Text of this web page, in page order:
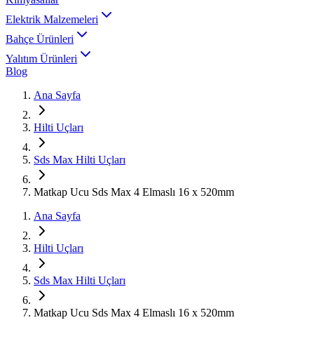
Elektrik Malzemeleri
Bahçe Ürünleri
Yalıtım Ürünleri
Blog
Ana Sayfa
Hilti Uçları
Sds Max Hilti Uçları
Matkap Ucu Sds Max 4 Elmaslı 16 x 520mm
Ana Sayfa
Hilti Uçları
Sds Max Hilti Uçları
Matkap Ucu Sds Max 4 Elmaslı 16 x 520mm